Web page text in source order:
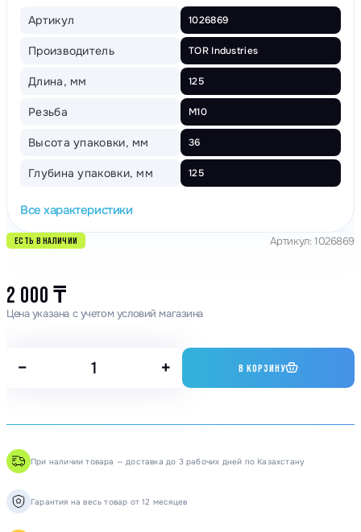
Артикул 1026869
Производитель TOR Industries
Длина, мм 125
Резьба М10
Высота упаковки, мм 36
Глубина упаковки, мм 125
Все характеристики
ЕСТЬ В НАЛИЧИИ Артикул: 1026869
2 000 ₸
Цена указана с учетом условий магазина
− + В КОРЗИНУ
При наличии товара — доставка до 3 рабочих дней по Казахстану
Гарантия на весь товар от 12 месяцев